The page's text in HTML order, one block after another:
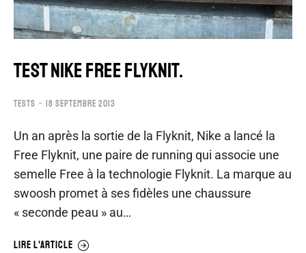
TEST NIKE FREE FLYKNIT.
TESTS 18 SEPTEMBRE 2013
Un an après la sortie de la Flyknit, Nike a lancé la
Free Flyknit, une paire de running qui associe une
semelle Free à la technologie Flyknit. La marque au
swoosh promet à ses fidèles une chaussure
« seconde peau » au…
LIRE L'ARTICLE